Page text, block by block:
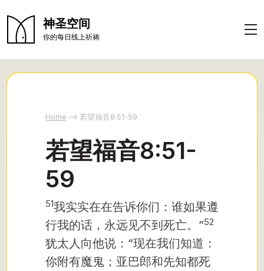
神圣空间
你的每日线上祈祷
Home 若望福音8:51-59
若望福音8:51-
59
51我实实在在告诉你们：谁如果遵
行我的话，永远见不到死亡。”52
犹太人向他说：“现在我们知道：
你附有魔鬼；亚巴郎和先知都死